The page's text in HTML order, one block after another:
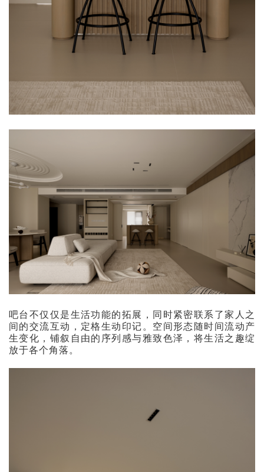
吧台不仅仅是生活功能的拓展，同时紧密联系了家人之
间的交流互动，定格生动印记。空间形态随时间流动产
生变化，铺叙自由的序列感与雅致色泽，将生活之趣绽
放于各个角落。